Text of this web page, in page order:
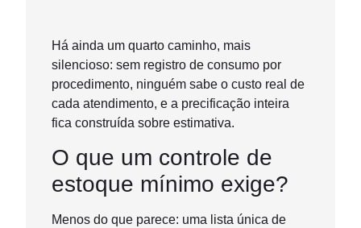
Há ainda um quarto caminho, mais
silencioso: sem registro de consumo por
procedimento, ninguém sabe o custo real de
cada atendimento, e a precificação inteira
fica construída sobre estimativa.
O que um controle de
estoque mínimo exige?
Menos do que parece: uma lista única de